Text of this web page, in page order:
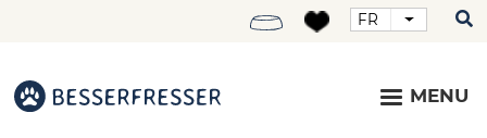
Menu
FR Lister les
MENU